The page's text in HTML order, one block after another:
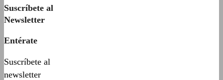
Suscríbete al
Newsletter
Entérate
Suscríbete al
newsletter